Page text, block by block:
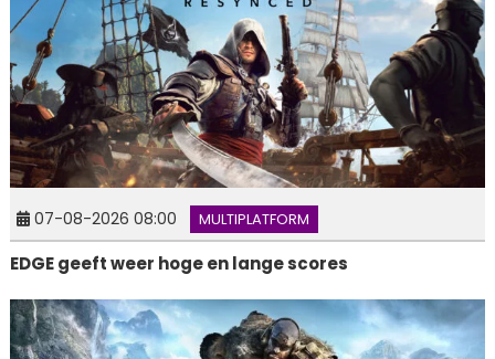
07-08-2026 08:00 MULTIPLATFORM
EDGE geeft weer hoge en lange scores